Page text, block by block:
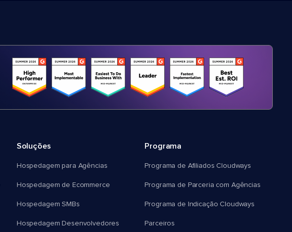
Soluções
Hospedagem para Agências
Hospedagem de Ecommerce
Hospedagem SMBs
Hospedagem Desenvolvedores
Programa
Programa de Afiliados Cloudways
Programa de Parceria com Agências
Programa de Indicação Cloudways
Parceiros